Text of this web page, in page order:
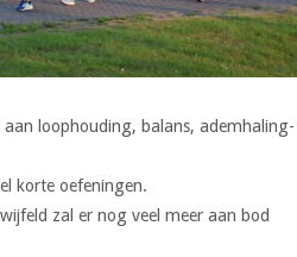
loophouding, balans, ademhaling-
korte oefeningen.
zal er nog veel meer aan bod